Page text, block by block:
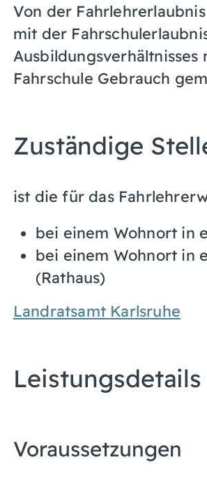
Von der
mit der
Fahrschule Gebrauch
Zuständige
ist die für das
bei einem Wohnort in
bei einem Wohnort in
(Rathaus)
Landratsamt Karlsruhe
Leistungsdetails
Voraussetzungen